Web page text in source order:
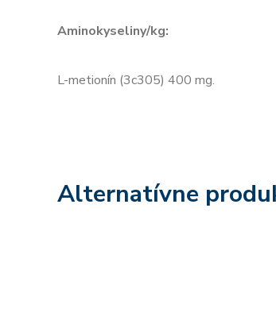
Aminokyseliny/kg:
L-metionín (3c305) 400 mg.
Alternatívne